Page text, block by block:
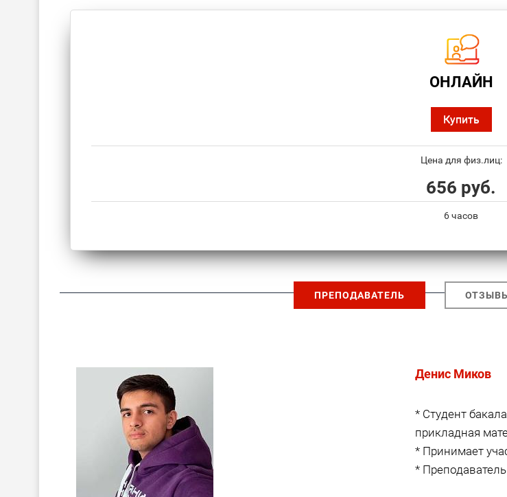
ОНЛАЙН
Купить
Цена для физ.лиц:
656 руб.
6 часов
ПРЕПОДАВАТЕЛЬ
Денис Миков
* Студент
прикладная
* Принимает
*